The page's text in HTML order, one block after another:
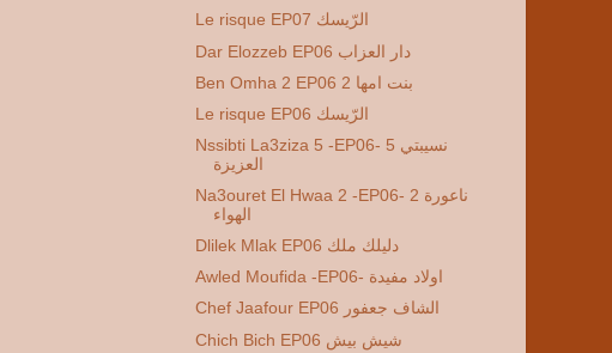
Le risque EP07 الرّيسك
Dar Elozzeb EP06 دار العزاب
Ben Omha 2 EP06 2 بنت امها
Le risque EP06 الرّيسك
Nssibti La3ziza 5 -EP06- 5 نسيبتي
العزيزة
Na3ouret El Hwaa 2 -EP06- 2 ناعورة
الهواء
Dlilek Mlak EP06 دليلك ملك
Awled Moufida -EP06- اولاد مفيدة
Chef Jaafour EP06 الشاف جعفور
Chich Bich EP06 شيش بيش